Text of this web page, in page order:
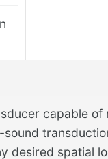
capable
desired spatial